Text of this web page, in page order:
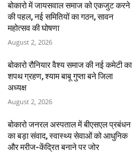
बोकारो में जायसवाल समाज को एकजुट करने
की पहल, नई समितियों का गठन, सावन
महोत्सव की घोषणा
August 2, 2026
बोकारो रौनियार वैश्य समाज की नई कमेटी का
शपथ ग्रहण, श्याम बाबू गुप्ता बने जिला
अध्यक्ष
August 2, 2026
बोकारो जनरल अस्पताल में बीएसएल प्रबंधन
का बड़ा संवाद, स्वास्थ्य सेवाओं को आधुनिक
और मरीज-केंद्रित बनाने पर जोर